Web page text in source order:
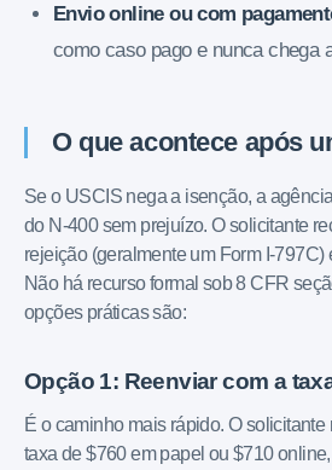
Envio online ou com
como caso pago e nunca chega
O que acontece após
Se o USCIS nega a isenção, a
do N-400 sem prejuízo. O solicitante
rejeição (geralmente um Form I-797C)
Não há recurso formal sob 8 CFR
opções práticas são:
Opção 1: Reenviar com a
É o caminho mais rápido. O
taxa de $760 em papel ou $710